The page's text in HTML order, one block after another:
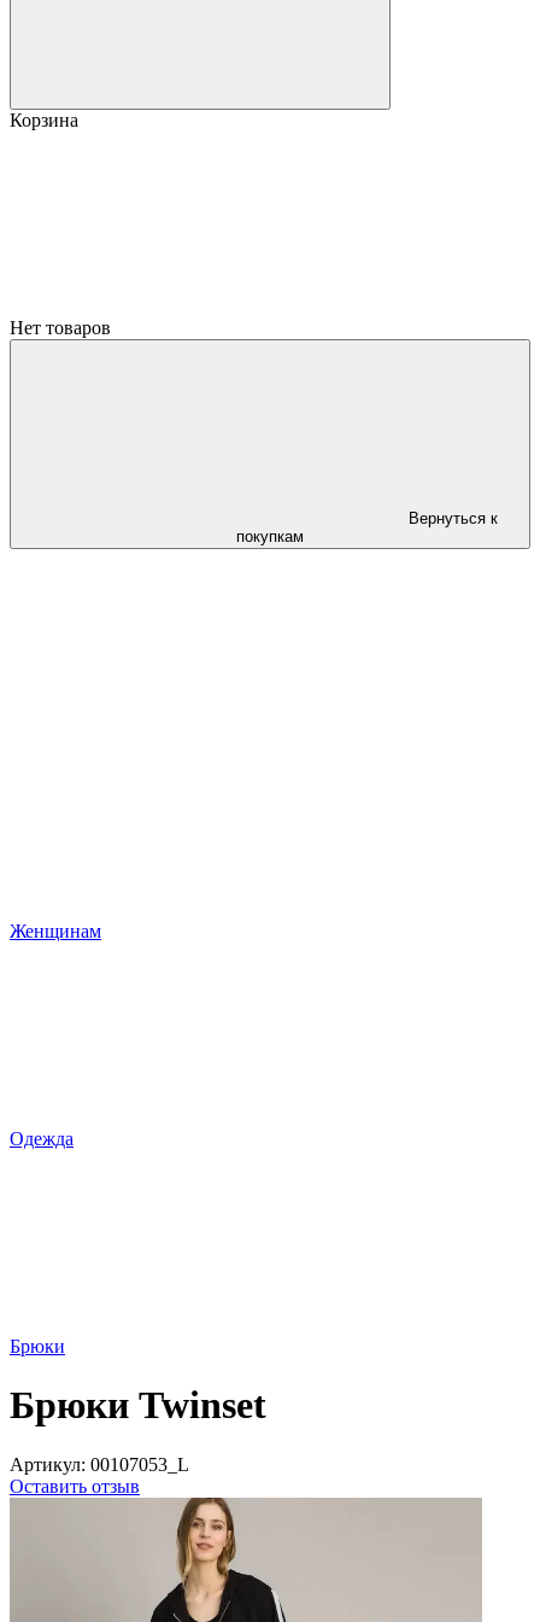
Корзина
Нет товаров
Вернуться к
покупкам
Женщинам
Одежда
Брюки
Брюки Twinset
Артикул: 00107053_L
Оставить отзыв